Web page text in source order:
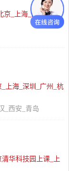
京_上海_深圳_广州
_上海_深圳_广州_杭
_西安_青岛
清华科技园上课_上